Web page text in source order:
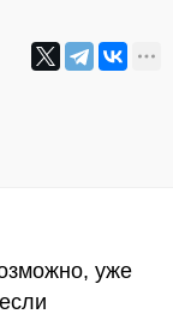
уже